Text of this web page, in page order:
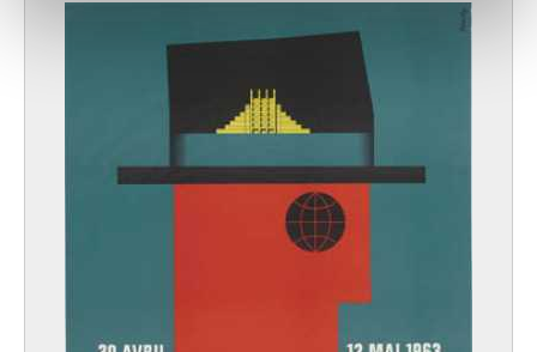
notre site avec nos partenaires de médias sociaux, de
publicité et d'analyse, qui peuvent combiner celles-ci
avec d'autres informations que vous leur avez fournies
ou qu'ils ont collectées lors de votre utilisation de leurs